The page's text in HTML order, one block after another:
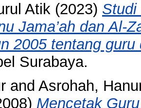
Atik (2023) Studi
Jama’ah dan Al-
2005 tentang guru
Surabaya.
and Asrohah,
Mencetak